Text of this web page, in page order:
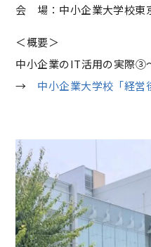
会 場：中小企業大学校東
＜概要＞
中小企業のIT活用の実際③
→ 中小企業大学校「経営